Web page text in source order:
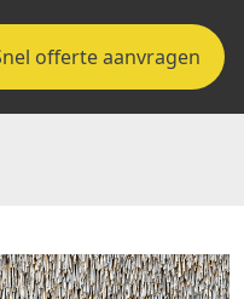
offerte aanvragen